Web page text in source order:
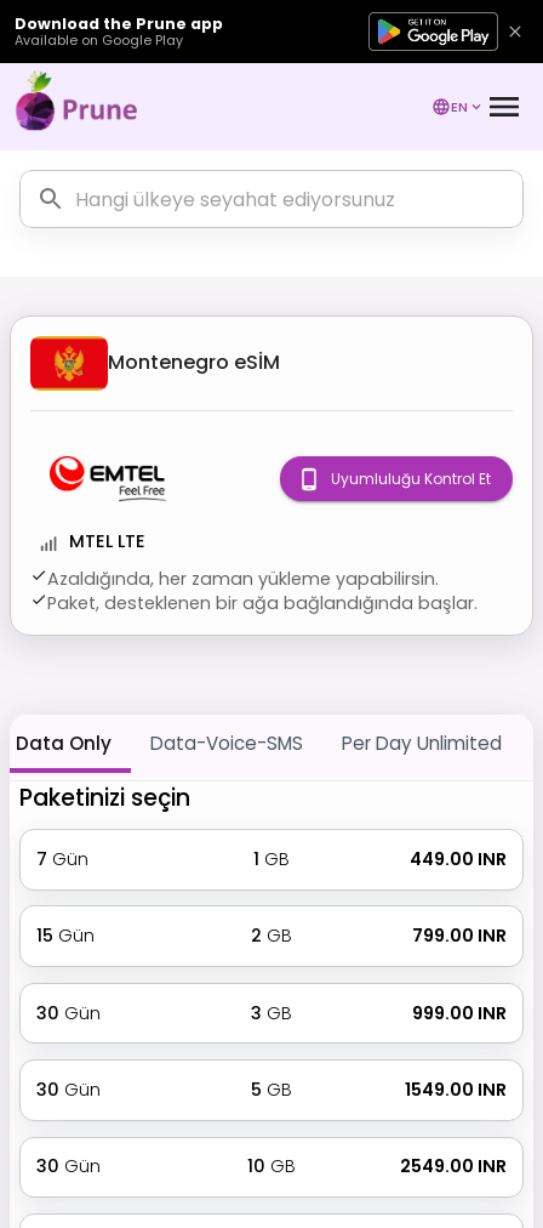
Download the Prune app
Available on Google Play
EN
Montenegro eSİM
MTEL LTE
Azaldığında, her zaman yükleme yapabilirsin.
Paket, desteklenen bir ağa bağlandığında başlar.
Uyumluluğu Kontrol Et
Data Only Data-Voice-SMS Per Day Unlimited
Paketinizi seçin
7 Gün 1 GB ₹ 449.00 INR
15 Gün 2 GB ₹ 799.00 INR
30 Gün 3 GB ₹ 999.00 INR
30 Gün 5 GB ₹ 1549.00 INR
30 Gün 10 GB ₹ 2549.00 INR